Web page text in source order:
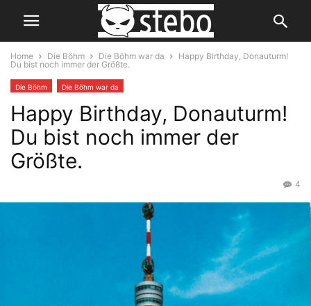
Home Die Böhm Die Böhm war da
Happy Birthday, Donauturm!
Du bist noch immer der Größte.
Die Böhm Die Böhm war da
Happy Birthday, Donauturm!
Du bist noch immer der
Größte.
4